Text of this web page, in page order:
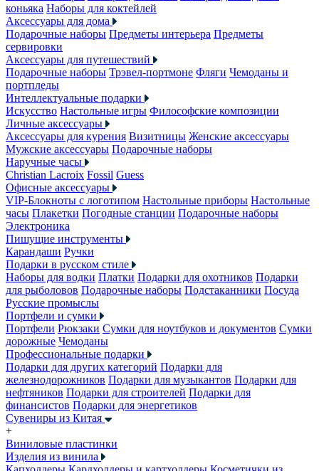
коньяка Наборы для коктейлей
Аксессуары для дома
Подарочные наборы Предметы интерьера Предметы
сервировки
Аксессуары для путешествий
Подарочные наборы Трэвел-портмоне Фляги Чемоданы и
портпледы
Интеллектуальные подарки
Искусство Настольные игры Философские композиции
Личные аксессуары
Аксессуары для курения Визитницы Женские аксессуары
Мужские аксессуары Подарочные наборы
Наручные часы
Christian Lacroix Fossil Guess
Офисные аксессуары
VIP-Блокноты с логотипом Настольные приборы Настольные
часы Плакетки Погодные станции Подарочные наборы
Электроника
Пишущие инструменты
Карандаши Ручки
Подарки в русском стиле
Наборы для водки Платки Подарки для охотников Подарки
для рыболовов Подарочные наборы Подстаканники Посуда
Русские промыслы
Портфели и сумки
Портфели Рюкзаки Сумки для ноутбуков и документов Сумки
дорожные Чемоданы
Профессиональные подарки
Подарки для других категорий Подарки для
железнодорожников Подарки для музыкантов Подарки для
нефтяников Подарки для строителей Подарки для
финансистов Подарки для энергетиков
Сувениры из Китая
+
Виниловые пластинки
Изделия из винила